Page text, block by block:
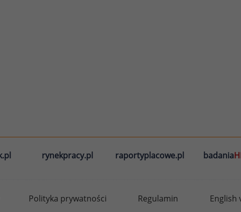
rynekpracy.pl raportyplacowe.pl badania
Polityka prywatności Regulamin English